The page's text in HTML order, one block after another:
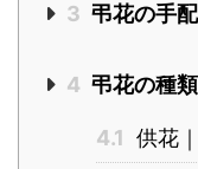
3 弔花の手配
4 弔花の種
4.1 供花